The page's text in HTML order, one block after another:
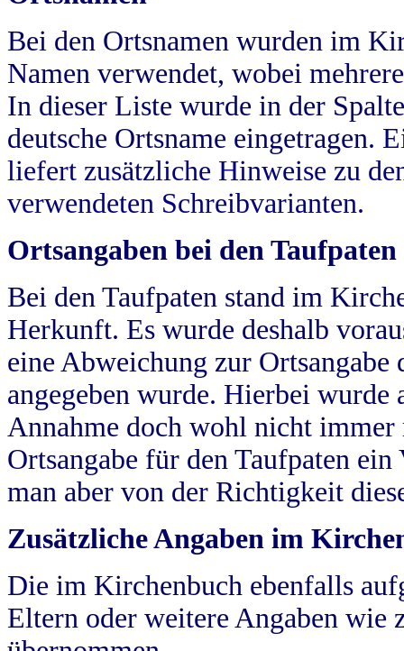
Bei den Ortsnamen wurden im
Namen verwendet, wobei
In dieser Liste wurde in der
deutsche Ortsname eingetragen.
liefert zusätzliche Hinweise zu
verwendeten Schreibvarianten.
Ortsangaben bei den Taufpaten
Bei den Taufpaten stand im
Herkunft. Es wurde deshalb
eine Abweichung zur
angegeben wurde. Hierbei wurde
Annahme doch wohl nicht
Ortsangabe für den Taufpaten
man aber von der Richtigkeit
Zusätzliche Angaben im
Die im Kirchenbuch ebenfalls
Eltern oder weitere Angaben wie